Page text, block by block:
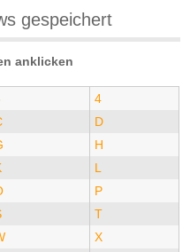
gespeichert
anklicken
4
D
H
L
P
T
X